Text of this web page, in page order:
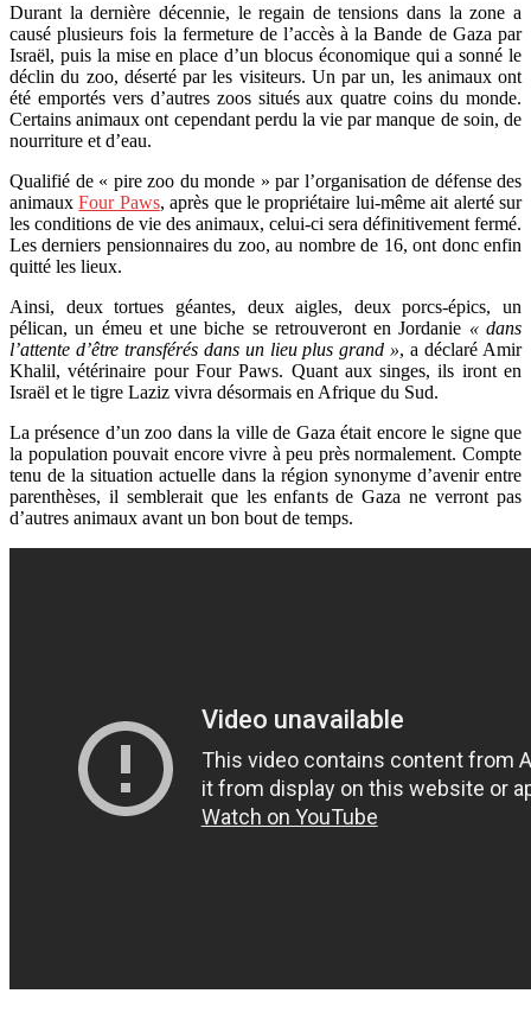
Durant la dernière décennie, le regain de tensions dans la zone a
causé plusieurs fois la fermeture de l’accès à la Bande de Gaza par
Israël, puis la mise en place d’un blocus économique qui a sonné le
déclin du zoo, déserté par les visiteurs. Un par un, les animaux ont
été emportés vers d’autres zoos situés aux quatre coins du monde.
Certains animaux ont cependant perdu la vie par manque de soin, de
nourriture et d’eau.
Qualifié de « pire zoo du monde » par l’organisation de défense des
animauxFour Paws, après que le propriétaire lui-même ait alerté sur
les conditions de vie des animaux, celui-ci sera définitivement fermé.
Les derniers pensionnaires du zoo, au nombre de 16, ont donc enfin
quitté les lieux.
Ainsi, deux tortues géantes, deux aigles, deux porcs-épics, un
pélican, un émeu et une biche se retrouveront en Jordanie « dans
l’attente d’être transférés dans un lieu plus grand », a déclaré Amir
Khalil, vétérinaire pour Four Paws. Quant aux singes, ils iront en
Israël et le tigre Laziz vivra désormais en Afrique du Sud.
La présence d’un zoo dans la ville de Gaza était encore le signe que
la population pouvait encore vivre à peu près normalement. Compte
tenu de la situation actuelle dans la région synonyme d’avenir entre
parenthèses, il semblerait que les enfants de Gaza ne verront pas
d’autres animaux avant un bon bout de temps.